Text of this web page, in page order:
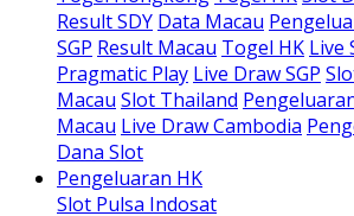
Result SDY Data Macau
SGP Result Macau Togel HK Live
Pragmatic Play Live Draw SGP
Macau Slot Thailand
Macau Live Draw Cambodia
Dana Slot
Pengeluaran HK
Slot Pulsa Indosat